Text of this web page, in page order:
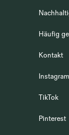
Häufig
Kontakt
Instagram
TikTok
Pinterest